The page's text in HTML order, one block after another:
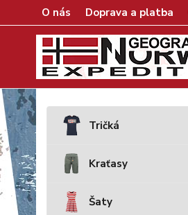
O nás Doprava a platba
Tričká
Kraťasy
Šaty